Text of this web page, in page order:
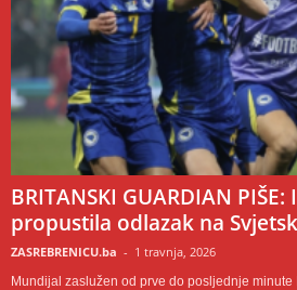
BRITANSKI GUARDIAN
propustila odlazak na
ZASREBRENICU.ba - 1 travnja, 2026
Mundijal zaslužen od prve do posljednje